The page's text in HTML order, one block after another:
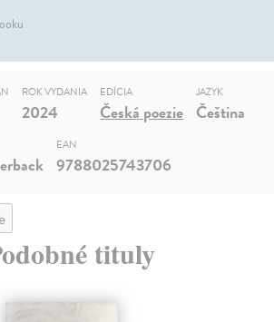
ROK VYDANIA
2024
EDÍCIA
Česká poezie
JAZYK
Čeština
EAN
9788025743706
tituly